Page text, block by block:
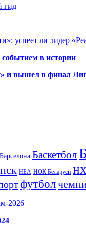
гид
успеет ли лидер
в истории
и вышел в финал
Барселона Баскетбол
НБА НОК Беларуси
футбол
2026